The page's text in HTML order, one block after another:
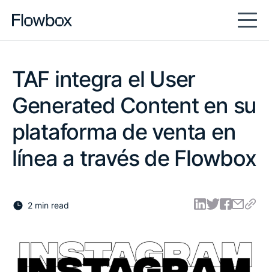
TAF integra el User
Generated Content en su
plataforma de venta en
línea a través de Flowbox
2 min read